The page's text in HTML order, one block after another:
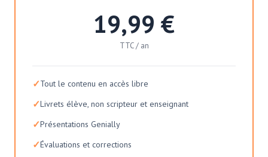
19,99 €
TTC / an
✓Tout le contenu en accès libre
✓Livrets élève, non scripteur et enseignant
✓Présentations Genially
✓Évaluations et corrections